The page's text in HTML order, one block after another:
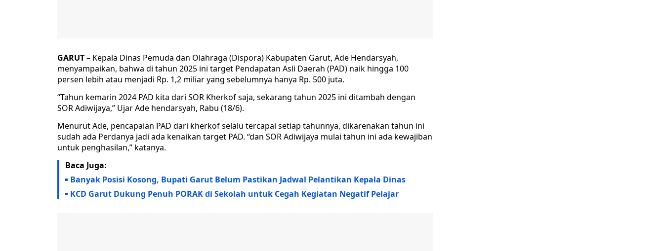
GARUT– Kepala Dinas Pemuda dan Olahraga (Dispora) Kabupaten Garut, Ade Hendarsyah,
menyampaikan, bahwa di tahun 2025 ini target Pendapatan Asli Daerah (PAD) naik hingga 100
persen lebih atau menjadi Rp. 1,2 miliar yang sebelumnya hanya Rp. 500 juta.
“Tahun kemarin 2024 PAD kita dari SOR Kherkof saja, sekarang tahun 2025 ini ditambah dengan
SOR Adiwijaya,” Ujar Ade hendarsyah, Rabu (18/6).
Menurut Ade, pencapaian PAD dari kherkof selalu tercapai setiap tahunnya, dikarenakan tahun ini
sudah ada Perdanya jadi ada kenaikan target PAD. “dan SOR Adiwijaya mulai tahun ini ada kewajiban
untuk penghasilan,” katanya.
Baca Juga:
Banyak Posisi Kosong, Bupati Garut Belum Pastikan Jadwal Pelantikan Kepala Dinas
KCD Garut Dukung Penuh PORAK di Sekolah untuk Cegah Kegiatan Negatif Pelajar